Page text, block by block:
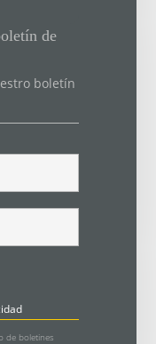
de
boletín
de boletines